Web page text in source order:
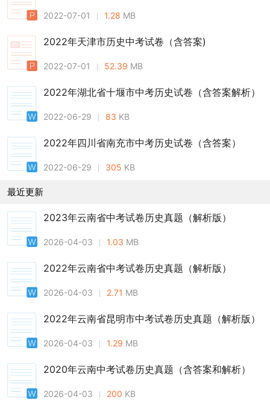
2022-07-01 1.28 MB
2022年天津市历史中考试卷（含答案)
2022-07-01 52.39 MB
2022年湖北省十堰市中考历史试卷（含答案解析）
2022-06-29 83 KB
2022年四川省南充市中考历史试卷（含答案）
2022-06-29 305 KB
最近更新
2023年云南省中考试卷历史真题（解析版）
2026-04-03 1.03 MB
2022年云南省中考试卷历史真题（解析版）
2026-04-03 2.71 MB
2022年云南省昆明市中考试卷历史真题（解析版）
2026-04-03 1.29 MB
2020年云南中考试卷历史真题（含答案和解析）
2026-04-03 200 KB